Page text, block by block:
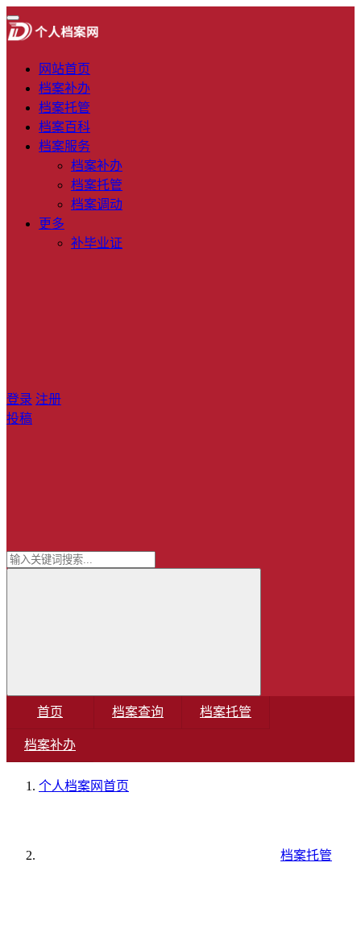
网站首页
档案补办
档案托管
档案百科
档案服务
档案补办
档案托管
档案调动
更多
补毕业证
登录 注册
投稿
首页 档案查询 档案托管
档案补办
个人档案网首页
档案托管